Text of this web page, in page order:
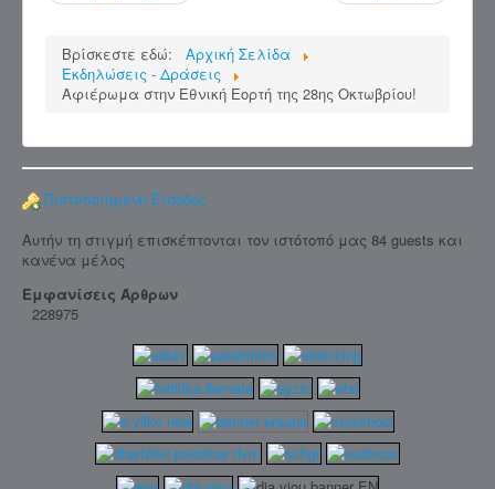
Βρίσκεστε εδώ:
Αρχική Σελίδα
Εκδηλώσεις - Δράσεις
Αφιέρωμα στην Εθνική Εορτή της 28ης Οκτωβρίου!
Πιστοποιημένη Είσοδος
Αυτήν τη στιγμή επισκέπτονται τον ιστότοπό μας 84 guests και
κανένα μέλος
Εμφανίσεις Άρθρων
228975